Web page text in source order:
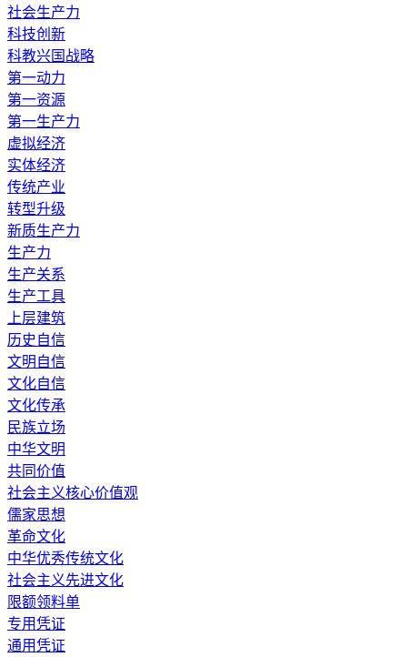
社会生产力
科技创新
科教兴国战略
第一动力
第一资源
第一生产力
虚拟经济
实体经济
传统产业
转型升级
新质生产力
生产力
生产关系
生产工具
上层建筑
历史自信
文明自信
文化自信
文化传承
民族立场
中华文明
共同价值
社会主义核心价值观
儒家思想
革命文化
中华优秀传统文化
社会主义先进文化
限额领料单
专用凭证
通用凭证